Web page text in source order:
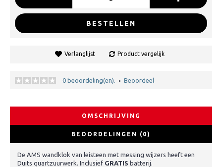
BESTELLEN
Verlanglijst Product vergelijk
0 beoordeling(en). • Beoordeel
OMSCHRIJVING
BEOORDELINGEN (0)
De AMS wandklok van leisteen met messing wijzers heeft een
Duits quartzuurwerk. Inclusief GRATIS batterij.